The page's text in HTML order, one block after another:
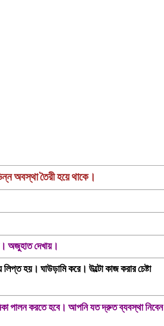
অবস্থা তৈরী হয়ে থাকে।
অজুহাত দেখায়।
হয়। ঘাউড়ামি করে। উল্টো কাজ করার চেষ্টা
পালন করতে হবে। আপনি যত দ্রুত ব্যবস্থা নিবেন